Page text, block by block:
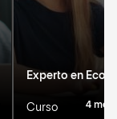
Experto en
Curso 4